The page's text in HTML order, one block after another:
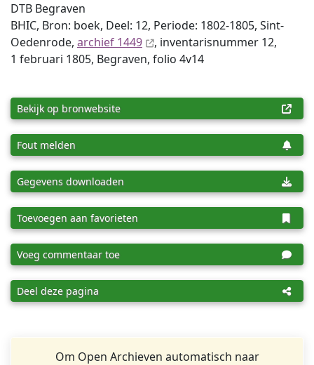
DTB Begraven
BHIC, Bron: boek, Deel: 12, Periode: 1802-1805, Sint-
Oedenrode, archief 1449
, inventaris­num­mer 12,
1 februari 1805, Begraven, folio 4v14
Bekijk op bronwebsite
Fout melden
Gegevens downloaden
Toevoegen aan favorieten
Voeg commentaar toe
Deel deze pagina
Om Open Archieven automatisch naar